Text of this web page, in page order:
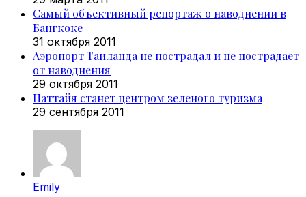
Самый объективный репортаж о наводнении в
Бангкоке
31 октября 2011
Аэропорт Таиланда не пострадал и не пострадает
от наводнения
29 октября 2011
Паттайя станет центром зеленого туризма
29 сентября 2011
Emily